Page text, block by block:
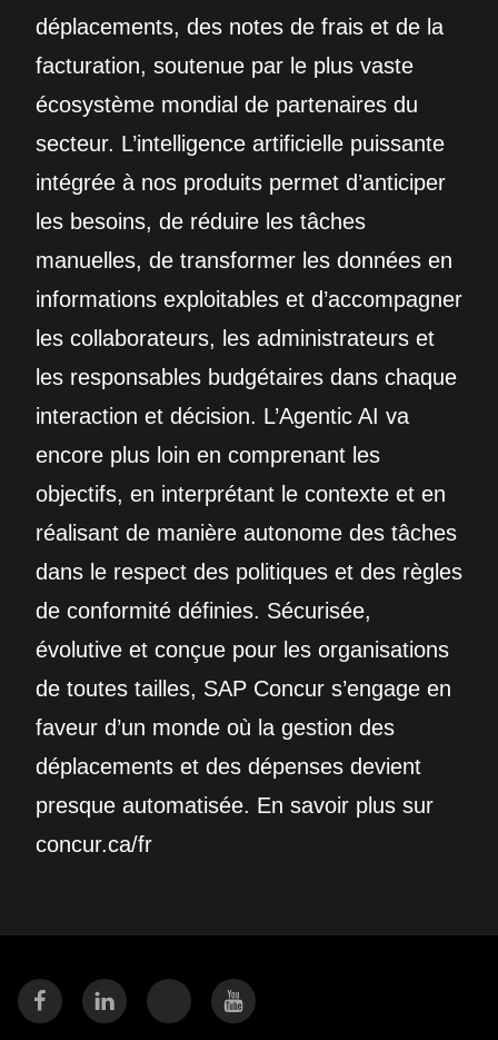
déplacements, des notes de frais et de la
facturation, soutenue par le plus vaste
écosystème mondial de partenaires du
secteur. L’intelligence artificielle puissante
intégrée à nos produits permet d’anticiper
les besoins, de réduire les tâches
manuelles, de transformer les données en
informations exploitables et d’accompagner
les collaborateurs, les administrateurs et
les responsables budgétaires dans chaque
interaction et décision. L’Agentic AI va
encore plus loin en comprenant les
objectifs, en interprétant le contexte et en
réalisant de manière autonome des tâches
dans le respect des politiques et des règles
de conformité définies. Sécurisée,
évolutive et conçue pour les organisations
de toutes tailles, SAP Concur s’engage en
faveur d’un monde où la gestion des
déplacements et des dépenses devient
presque automatisée. En savoir plus sur
concur.ca/fr